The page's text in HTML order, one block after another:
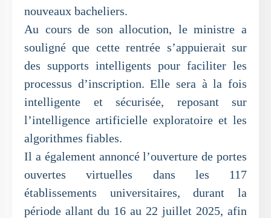
nouveaux bacheliers.
Au cours de son allocution, le ministre a
souligné que cette rentrée s’appuierait sur
des supports intelligents pour faciliter les
processus d’inscription. Elle sera à la fois
intelligente et sécurisée, reposant sur
l’intelligence artificielle exploratoire et les
algorithmes fiables.
Il a également annoncé l’ouverture de portes
ouvertes virtuelles dans les 117
établissements universitaires, durant la
période allant du 16 au 22 juillet 2025, afin